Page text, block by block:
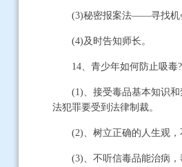
(3)秘密报案法——寻找机会
(4)及时告知师长。
14、青少年如何防止吸毒?
(1)、接受毒品基本知识和
法犯罪要受到法律制裁。
(2)、树立正确的人生观，
(3)、不听信毒品能治病，